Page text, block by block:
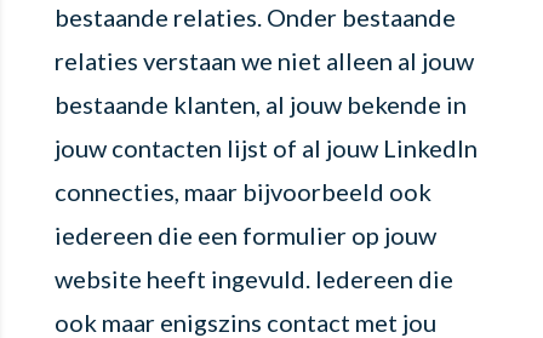
bestaande relaties. Onder bestaande
relaties verstaan we niet alleen al jouw
bestaande klanten, al jouw bekende in
jouw contacten lijst of al jouw LinkedIn
connecties, maar bijvoorbeeld ook
iedereen die een formulier op jouw
website heeft ingevuld. Iedereen die
ook maar enigszins contact met jou